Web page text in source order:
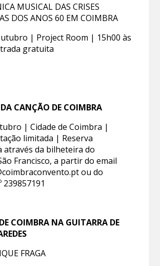
MUSICAL DAS CRISES
DOS ANOS 60 EM COIMBRA
| Project Room | 15h00 às
gratuita
CANÇÃO DE COIMBRA
| Cidade de Coimbra |
limitada | Reserva
da bilheteira do
Francisco, a partir do email
ou do
239857191
COIMBRA NA GUITARRA DE
FRAGA